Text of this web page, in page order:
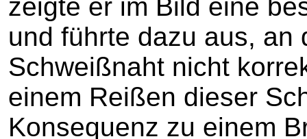
zeigte er im Bild eine
und führte dazu aus, an
Schweißnaht nicht
einem Reißen dieser
Konsequenz zu einem